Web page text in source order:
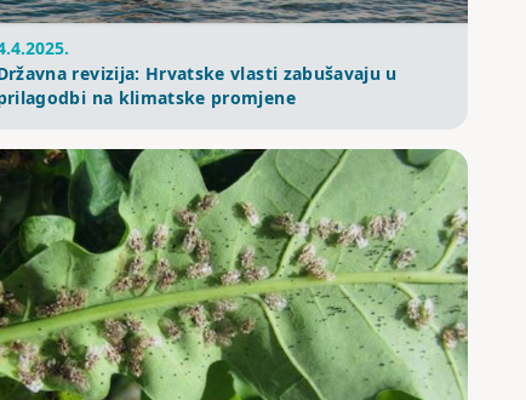
revizija: Hrvatske vlasti zabušavaju u
na klimatske promjene